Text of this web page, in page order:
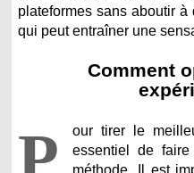
plateformes sans aboutir à
qui peut entraîner une
Comment
P
our tirer le
essentiel de
méthode. Il est